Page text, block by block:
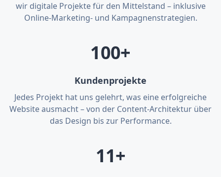
wir digitale Projekte für den Mittelstand – inklusive
Online-Marketing- und Kampagnenstrategien.
100+
Kundenprojekte
Jedes Projekt hat uns gelehrt, was eine erfolgreiche
Website ausmacht – von der Content-Architektur über
das Design bis zur Performance.
11+